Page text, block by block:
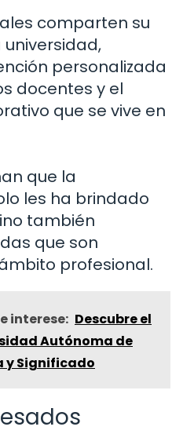
comparten su
personalizada
docentes y el
que se vive en
que la
les ha brindado
también
que son
profesional.
interese: Descubre el
Autónoma de
y Significado